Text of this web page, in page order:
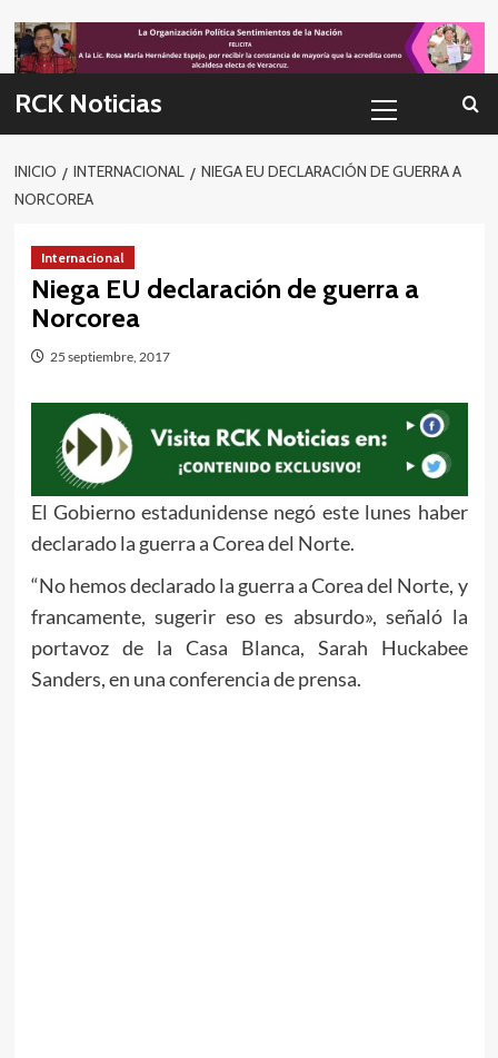
to
content
RCK Noticias
primario
INICIO INTERNACIONAL
NIEGA EU DECLARACIÓN DE GUERRA A
NORCOREA
Internacional
Niega EU declaración de guerra a
Norcorea
25 septiembre, 2017
El Gobierno estadunidense negó este lunes haber
declarado la guerra a Corea del Norte.
“No hemos declarado la guerra a Corea del Norte, y
francamente, sugerir eso es absurdo», señaló la
portavoz de la Casa Blanca, Sarah Huckabee
Sanders, en una conferencia de prensa.